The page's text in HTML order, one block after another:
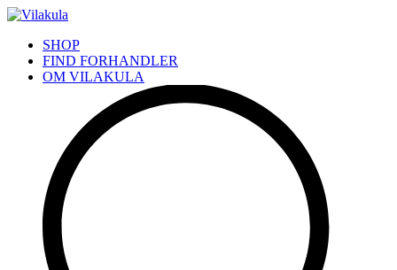
SHOP
FIND FORHANDLER
OM VILAKULA